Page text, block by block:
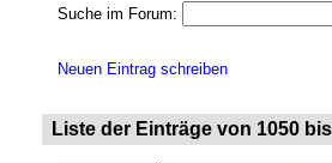
Suche im Forum:
Neuen Eintrag schreiben
Liste der Einträge von 1050